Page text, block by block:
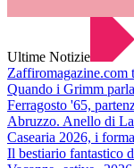
Ultime Notizie
Zaffiromagazine.com
Quando i Grimm
Ferragosto '65,
Abruzzo. Anello di
Casearia 2026, i
Il bestiario fantastico